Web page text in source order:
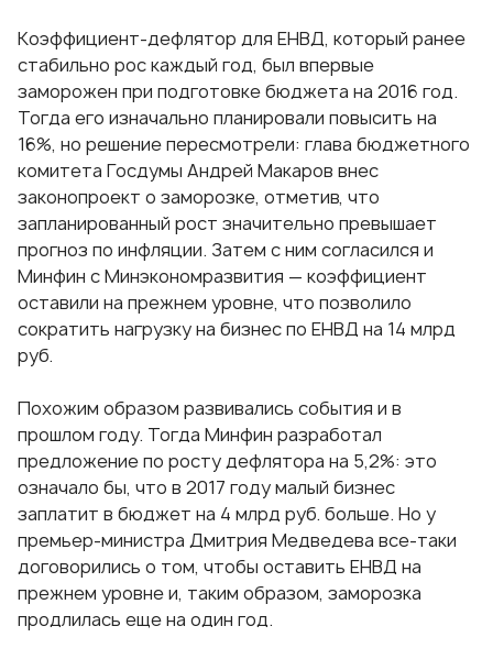
Коэффициент-дефлятор для ЕНВД, который ранее
стабильно рос каждый год, был впервые
заморожен при подготовке бюджета на 2016 год.
Тогда его изначально планировали повысить на
16%, но решение пересмотрели: глава бюджетного
комитета Госдумы Андрей Макаров внес
законопроект о заморозке, отметив, что
запланированный рост значительно превышает
прогноз по инфляции. Затем с ним согласился и
Минфин с Минэкономразвития — коэффициент
оставили на прежнем уровне, что позволило
сократить нагрузку на бизнес по ЕНВД на 14 млрд
руб.
Похожим образом развивались события и в
прошлом году. Тогда Минфин разработал
предложение по росту дефлятора на 5,2%: это
означало бы, что в 2017 году малый бизнес
заплатит в бюджет на 4 млрд руб. больше. Но у
премьер-министра Дмитрия Медведева все-таки
договорились о том, чтобы оставить ЕНВД на
прежнем уровне и, таким образом, заморозка
продлилась еще на один год.